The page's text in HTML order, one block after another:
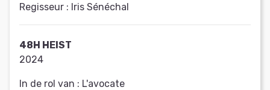
Regisseur : Iris Sénéchal
48H HEIST
2024
In de rol van : L'avocate